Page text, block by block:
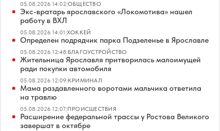
05.08.2026 14:02|ОБЩЕСТВО
Экс-вратарь ярославского «Локомотива» нашел
работу в ВХЛ
05.08.2026 14:01|ХОККЕЙ
Определен подрядчик парка Подзеленье в Ярославле
05.08.2026 12:48|БЛАГОУСТРОЙСТВО
Жительница Ярославля притворилась малоимущей
ради покупки автомобиля
05.08.2026 12:09|КРИМИНАЛ
Мама раздавленного воротами мальчика ответила
на травлю
05.08.2026 12:07|ПРОИСШЕСТВИЯ
Расширение федеральной трассы у Ростова Великого
завершат в октябре